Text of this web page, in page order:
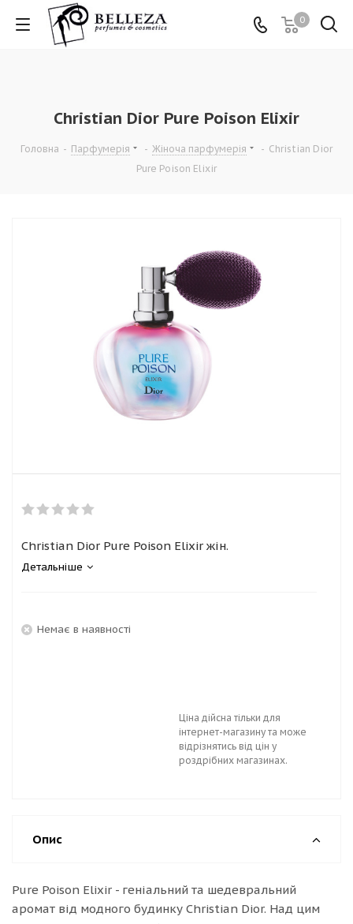
0
Christian Dior Pure Poison Elixir
Головна - Парфумерія - Жіноча парфумерія - Christian Dior
Pure Poison Elixir
Christian Dior Pure Poison Elixir жін.
Детальніше
Немає в наявності
Ціна дійсна тільки для
інтернет-магазину та може
відрізнятись від цін у
роздрібних магазинах.
Опис
Pure Poison Elixir - геніальний та шедевральний
аромат від модного будинку Christian Dior. Над цим